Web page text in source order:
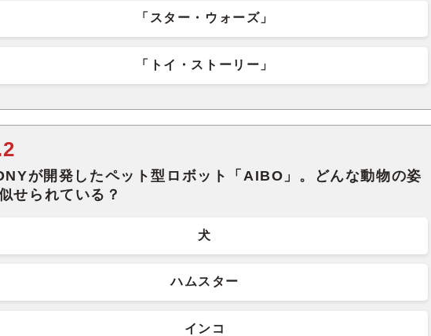
「スター・ウォーズ」
「トイ・ストーリー」
が開発したペット型ロボット「AIBO」。どんな動物の姿
せられている？
犬
ハムスター
インコ